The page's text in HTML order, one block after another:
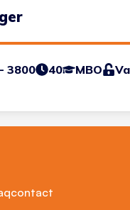
3800 40 MBO
contact